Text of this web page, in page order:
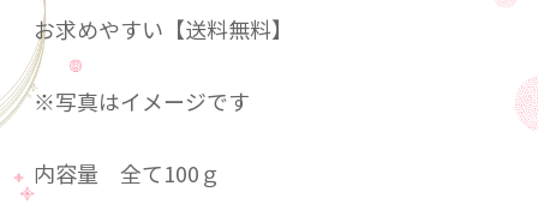
お求めやすい【送料無料】
※写真はイメージです
内容量 全て100ｇ